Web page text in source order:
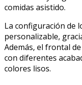
comidas asistido.
La configuración de
personalizable,
Además, el frontal
con diferentes
colores lisos.